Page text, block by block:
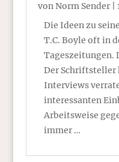
vonNorm Sender|
Die Ideen zu
T.C. Boyle oft in
Tageszeitungen.
Der Schriftsteller
Interviews
interessanten
Arbeitsweise
immer …